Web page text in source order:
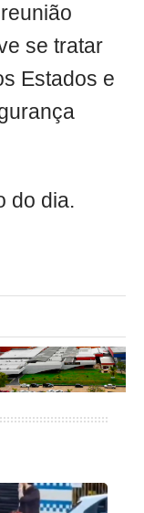
se tratar
Estados e
do dia.